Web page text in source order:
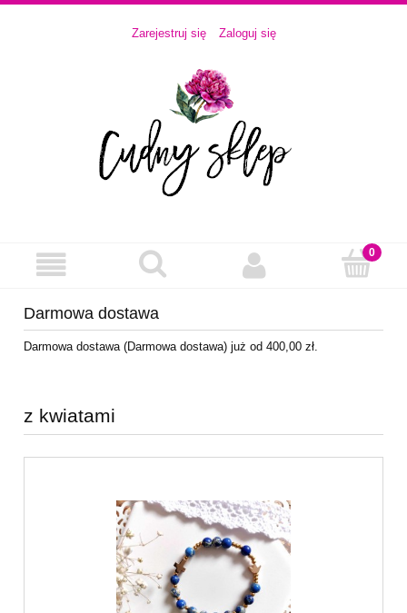
Zarejestruj się Zaloguj się
Darmowa dostawa
Darmowa dostawa (Darmowa dostawa) już od 400,00 zł.
z kwiatami